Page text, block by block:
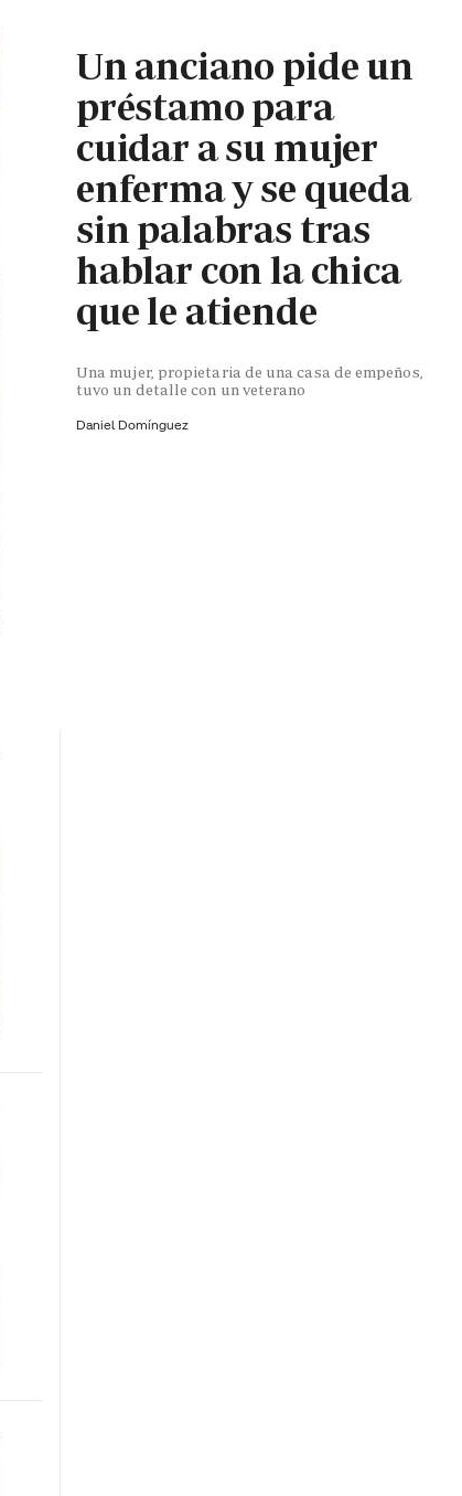
Un anciano pide un
préstamo para
cuidar a su mujer
enferma y se queda
sin palabras tras
hablar con la chica
que le atiende
Una mujer, propietaria de una casa de empeños,
tuvo un detalle con un veterano
Daniel Domínguez